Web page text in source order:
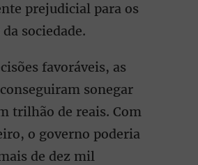
prejudicial para os
sociedade.
favoráveis, as
sonegar
trilhão de reais. Com
o governo poderia
de dez mil